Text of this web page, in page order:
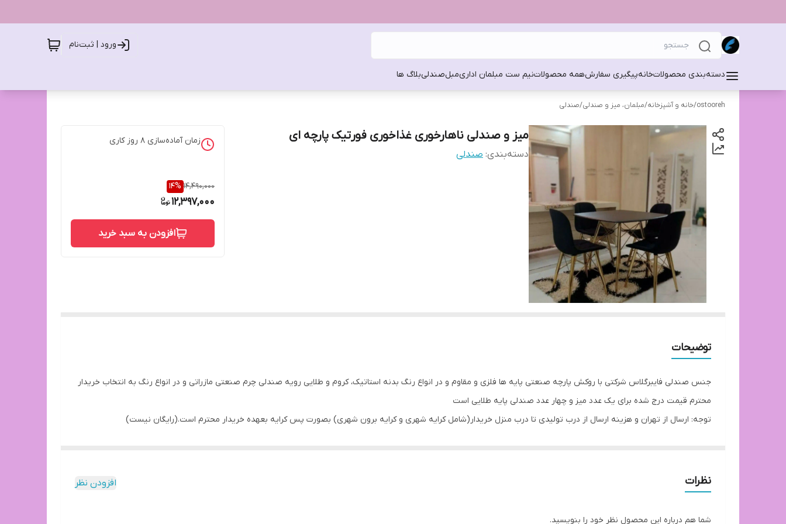
ورود | ثبت‌نام
دسته‌بندی محصولاتخانهپیگیری سفارشهمه محصولاتنیم ست مبلمان اداریمبلصندلیبلاگ ها
ostooreh
/خانه و آشپزخانه/مبلمان، میز و صندلی/صندلی
میز و صندلی ناهارخوری غذاخوری فورتیک پارچه ای
دسته‌بندی: صندلی
زمان آماده‌سازی 8 روز کاری
14,490,000
14%
12,397,000
افزودن به سبد خرید
توضیحات
جنس صندلی فایبرگلاس شرکتی با روکش پارچه صنعتی پایه ها فلزی و مقاوم و در انواع رنگ بدنه استاتیک، کروم و طلایی رویه صندلی چرم صنعتی مازراتی و در انواع رنگ به انتخاب خریدار
محترم قیمت درج شده برای یک عدد میز و چهار عدد صندلی پایه طلایی است
توجه: ارسال از تهران و هزینه ارسال از درب تولیدی تا درب منزل خریدار(شامل کرایه شهری و کرایه برون شهری) بصورت پس کرایه بعهده خریدار محترم است.(رایگان نیست)
نظرات افزودن نظر
شما هم درباره این محصول نظر خود را بنویسید.